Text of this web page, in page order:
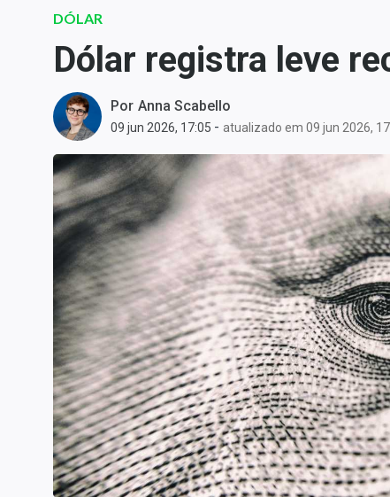
Carteiras Recomendadas
Central de Dividendos
Central de Fundos
Imobiliários
Central dos IPOs
Renda Fixa
Finanças Pessoais
Mercados
Economia
Empresas
Política
Colunas
Especiais
Internacional
Marketing
Tecnologia
DÓLAR
Dólar registra leve
Por Anna Scabello
09 jun 2026, 17:05 - atualizado em 09 jun 2026,